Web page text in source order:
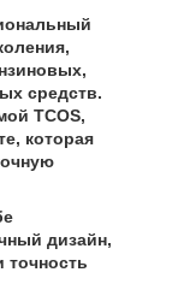
средств.
TCOS,
которая
дизайн,